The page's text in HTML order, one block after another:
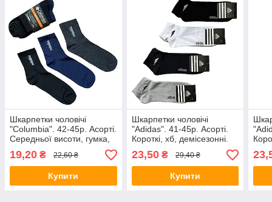
Шкарпетки чоловічі
"Columbia". 42-45р. Асорті.
Середньої висоти, гумка,
демісезонні.
19,20 ₴ 22,60 ₴
Купити
Шкарпетки чоловічі
"Adidas". 41-45р. Асорті.
Короткі, хб, демісезонні.
23,50₴ 29,40 ₴
Купити